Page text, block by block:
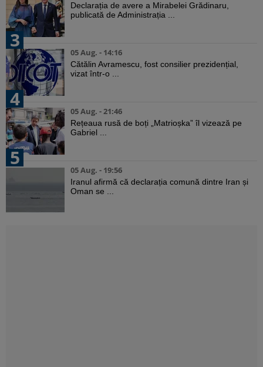
Declarația de avere a Mirabelei Grădinaru,
publicată de Administrația ...
3
05 Aug. - 14:16
Cătălin Avramescu, fost consilier prezidențial,
vizat într-o ...
4
05 Aug. - 21:46
Rețeaua rusă de boți „Matrioșka” îl vizează pe
Gabriel ...
5
05 Aug. - 19:56
Iranul afirmă că declarația comună dintre Iran și
Oman se ...